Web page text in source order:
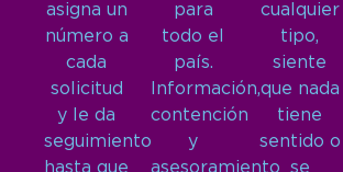
asigna un
número a
cada
solicitud
y le da
seguimiento
hasta que
para
todo el
país.
Información,
contención
y
asesoramiento
cualquier
tipo,
siente
que nada
tiene
sentido o
se